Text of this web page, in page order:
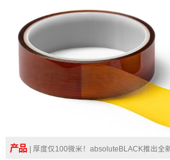
产品 | 厚度仅100微米！absoluteBLACK推出全